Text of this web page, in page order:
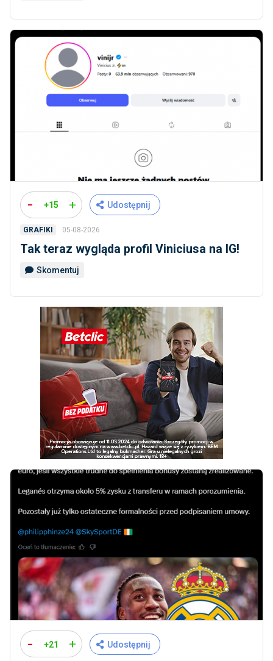
- +15 + Udostępnij
GRAFIKI 05-08-2026
Tak teraz wygląda profil Viniciusa na IG!
Skomentuj
- +21 + Udostępnij